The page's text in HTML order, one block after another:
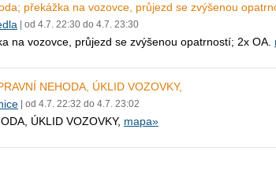
překážka na vozovce, průjezd se zvýšenou
| od 4.7. 22:30 do 4.7. 23:30
na vozovce, průjezd se zvýšenou opatrností; 2x OA.
NEHODA, ÚKLID VOZOVKY,
| od 4.7. 22:32 do 4.7. 23:02
ÚKLID VOZOVKY, mapa»